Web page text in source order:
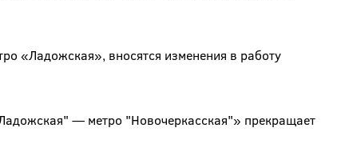
«Ладожская», вносятся изменения в работу
— метро "Новочеркасская"» прекращает